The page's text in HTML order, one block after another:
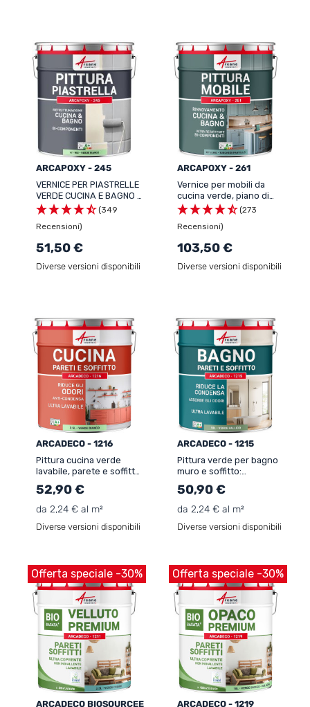
ARCAPOXY - 245
VERNICE PER PIASTRELLE
VERDE CUCINA E BAGNO -
ARCAPOXY - 245(349
Recensioni)
51,50 €
Diverse versioni disponibili
ARCAPOXY - 261
Vernice per mobili da
cucina verde, piano di
lavoro e bagno -
ARCAPOXY - 261
(273
Recensioni)
103,50 €
Diverse versioni disponibili
ARCADECO - 1216
Pittura cucina verde
lavabile, parete e soffitto:
ARCADECO CUISINE
52,90 €
da 2,24 € al m²
Diverse versioni disponibili
ARCADECO - 1215
Pittura verde per bagno
muro e soffitto:
ARCADECO - 1215
50,90 €
da 2,24 € al m²
Diverse versioni disponibili
Offerta speciale -30%
ARCADECO BIOSOURCEE
Offerta speciale -30%
ARCADECO - 1219